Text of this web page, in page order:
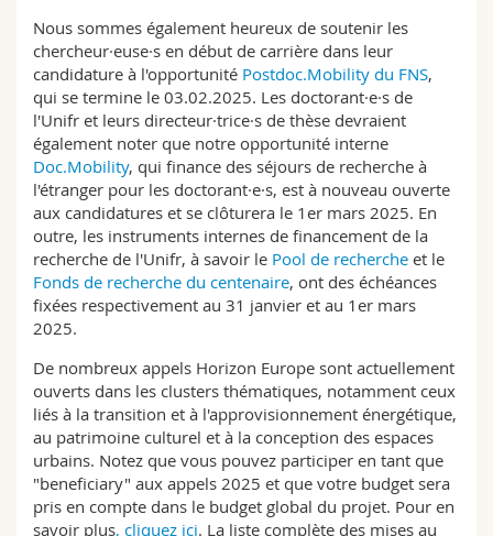
Nous sommes également heureux de soutenir les
chercheur·euse·s en début de carrière dans leur
candidature à l'opportunité Postdoc.Mobility du FNS,
qui se termine le 03.02.2025. Les doctorant·e·s de
l'Unifr et leurs directeur·trice·s de thèse devraient
également noter que notre opportunité interne
Doc.Mobility, qui finance des séjours de recherche à
l'étranger pour les doctorant·e·s, est à nouveau ouverte
aux candidatures et se clôturera le 1er mars 2025. En
outre, les instruments internes de financement de la
recherche de l'Unifr, à savoir le Pool de recherche et le
Fonds de recherche du centenaire, ont des échéances
fixées respectivement au 31 janvier et au 1er mars
2025.
De nombreux appels Horizon Europe sont actuellement
ouverts dans les clusters thématiques, notamment ceux
liés à la transition et à l'approvisionnement énergétique,
au patrimoine culturel et à la conception des espaces
urbains. Notez que vous pouvez participer en tant que
"beneficiary" aux appels 2025 et que votre budget sera
pris en compte dans le budget global du projet. Pour en
savoir plus, cliquez ici. La liste complète des mises au